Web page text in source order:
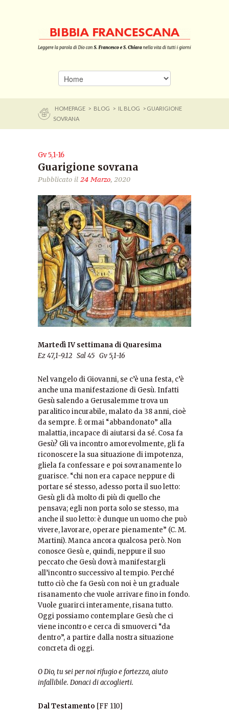
HOMEPAGE > BLOG > IL BLOG
> GUARIGIONE
SOVRANA
Gv 5,1-16
Guarigione sovrana
Pubblicato il 24 Marzo, 2020
Martedì IV settimana di Quaresima
Ez 47,1-9.12 Sal 45 Gv 5,1-16
Nel vangelo di Giovanni, se c’è una festa, c’è
anche una manifestazione di Gesù. Infatti
Gesù salendo a Gerusalemme trova un
paralitico incurabile, malato da 38 anni, cioè
da sempre. È ormai “abbandonato” alla
malattia, incapace di aiutarsi da sé. Cosa fa
Gesù? Gli va incontro amorevolmente, gli fa
riconoscere la sua situazione di impotenza,
gliela fa confessare e poi sovranamente lo
guarisce. “chi non era capace neppure di
portare sé stesso, adesso porta il suo letto:
Gesù gli dà molto di più di quello che
pensava; egli non porta solo se stesso, ma
anche il suo letto: è dunque un uomo che può
vivere, lavorare, operare pienamente” (C. M.
Martini). Manca ancora qualcosa però. Non
conosce Gesù e, quindi, neppure il suo
peccato che Gesù dovrà manifestargli
all’incontro successivo al tempio. Perché
tutto ciò che fa Gesù con noi è un graduale
risanamento che vuole arrivare fino in fondo.
Vuole guarirci interamente, risana tutto.
Oggi possiamo contemplare Gesù che ci
viene incontro e cerca di smuoverci “da
dentro”, a partire dalla nostra situazione
concreta di oggi.
O Dio, tu sei per noi rifugio e fortezza, aiuto
infallibile. Donaci di accoglierti.
Dal Testamento [FF 110]